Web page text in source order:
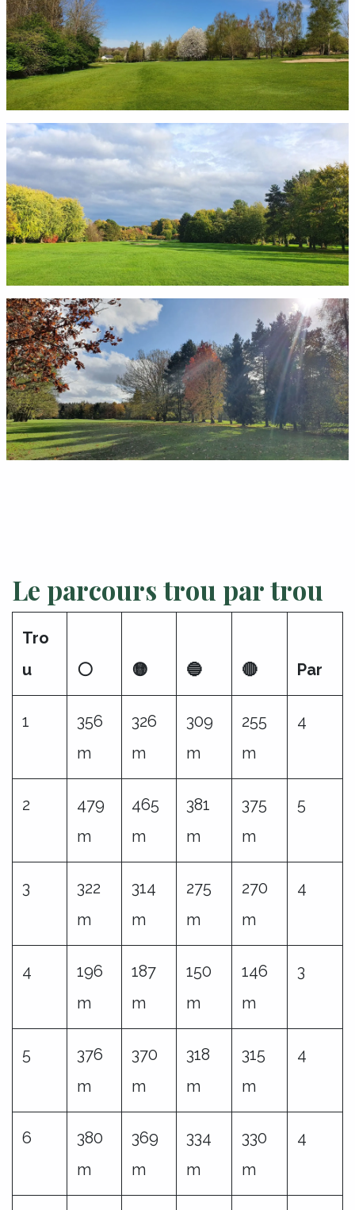
Le parcours trou par trou
Tro
u
⚪ 🟡 🔵 🔴 Par
1
356
m
326
m
309
m
255
m
4
2
479
m
465
m
381
m
375
m
5
3
322
m
314
m
275
m
270
m
4
4
196
m
187
m
150
m
146
m
3
5
376
m
370
m
318
m
315
m
4
6
380
m
369
m
334
m
330
m
4